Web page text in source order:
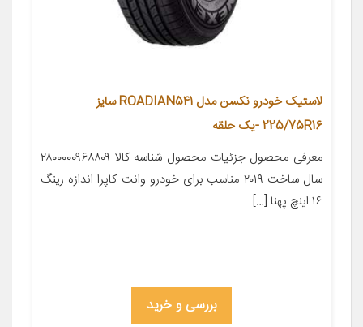
لاستیک خودرو نکسن مدل ROADIAN541 سایز
225/75R16 -یک حلقه
معرفی محصول جزئیات محصول شناسه کالا ۲۸۰۰۰۰۰۹۶۸۸۰۹
سال ساخت ۲۰۱۹ مناسب برای خودرو وانت کاپرا اندازه رینگ
۱۶ اینچ پهنا […]
بررسی و خرید